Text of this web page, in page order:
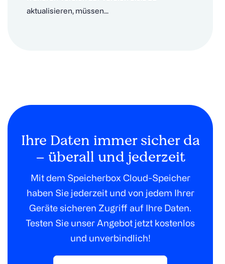
aktualisieren, müssen...
Ihre Daten immer sicher da
– überall und jederzeit
Mit dem Speicherbox Cloud-Speicher
haben Sie jederzeit und von jedem Ihrer
Geräte sicheren Zugriff auf Ihre Daten.
Testen Sie unser Angebot jetzt kostenlos
und unverbindlich!